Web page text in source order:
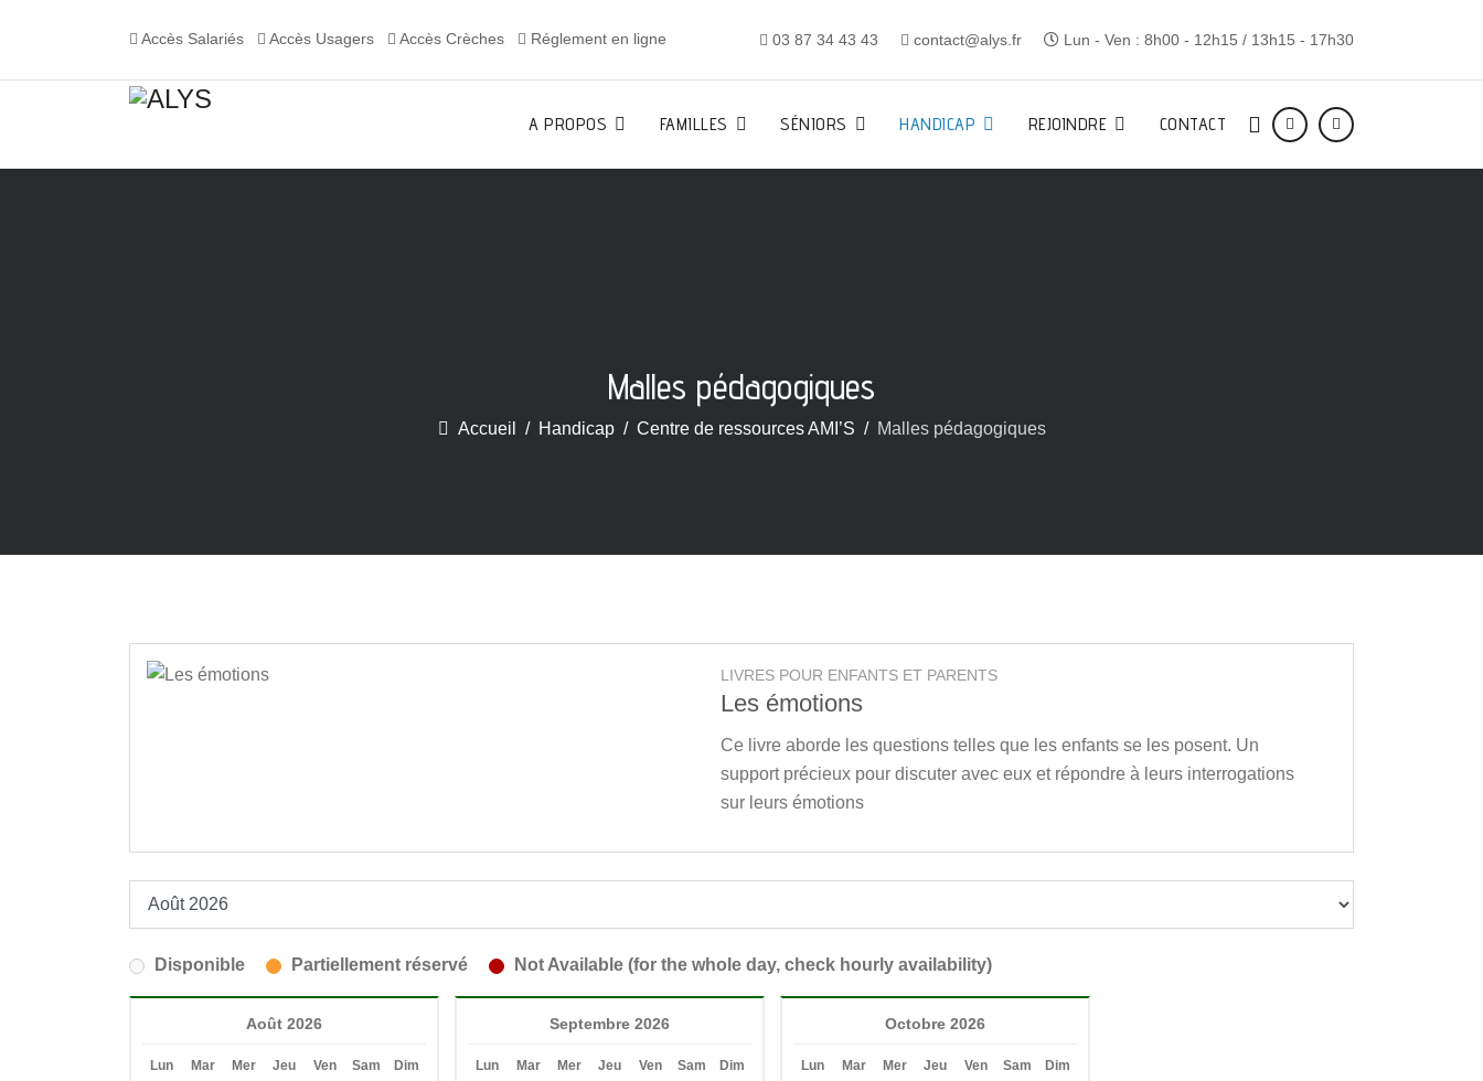
Accès Salariés Accès Usagers Accès Crèches Réglement en ligne 03 87 34 43 43 contact@alys.fr Lun - Ven : 8h00 - 12h15 / 13h15 - 17h30
A PROPOS FAMILLES SÉNIORS HANDICAP REJOINDRE CONTACT
Malles pédagogiques
Accueil Handicap Centre de ressources AMI’S Malles pédagogiques
LIVRES POUR ENFANTS ET PARENTS
Les émotions
Ce livre aborde les questions telles que les enfants se les posent. Un
support précieux pour discuter avec eux et répondre à leurs interrogations
sur leurs émotions
Disponible Partiellement réservé Not Available (for the whole day, check hourly availability)
Août 2026
Lun Mar Mer Jeu Ven Sam Dim
Septembre 2026
Lun Mar Mer Jeu Ven Sam Dim
Octobre 2026
Lun Mar Mer Jeu Ven Sam Dim